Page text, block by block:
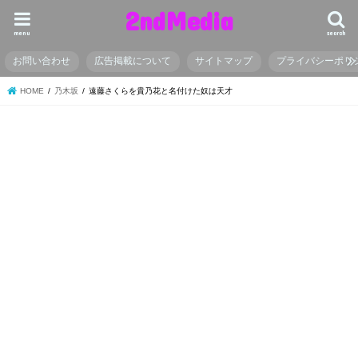
2ndMedia search
menu
お問い合わせ 広告掲載について サイトマップ プライバシーポリ
HOME 乃木坂 遠藤さくらを貴乃花と名付けた奴は天才